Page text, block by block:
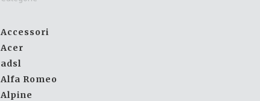
Accessori
Acer
adsl
Alfa Romeo
Alpine